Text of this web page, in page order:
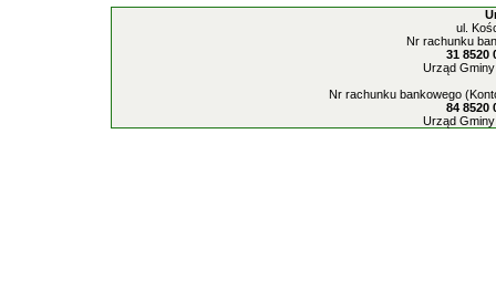
ul.
Nr rachunku
31 8520
Urząd
Nr rachunku bankowego
84 8520
Urząd